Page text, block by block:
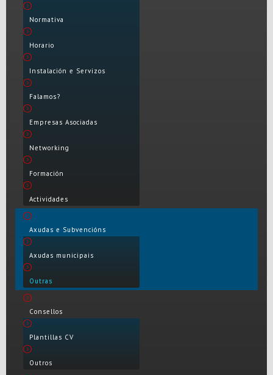
Normativa
Horario
Instalación e Servizos
Falamos?
Empresas Asociadas
Networking
Formación
Actividades
Axudas e Subvencións
Axudas municipais
Outras
Consellos
Plantillas CV
Outros